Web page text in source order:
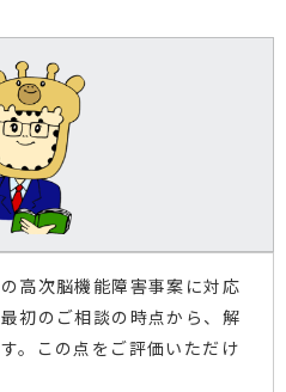
高次脳機能障害事案に対応
初のご相談の時点から、解
。この点をご評価いただけ